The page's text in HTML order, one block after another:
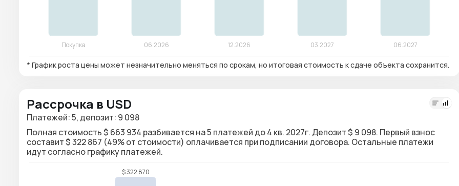
* График роста цены может незначительно меняться по срокам, но итоговая стоимость к сдаче объекта сохранится.
Рассрочка в USD
Платежей: 5, депозит: 9 098
Полная стоимость $ 663 934 разбивается на 5 платежей до 4 кв. 2027г. Депозит $ 9 098. Первый взнос
составит $ 322 867 (49% от стоимости) оплачивается при подписании договора. Остальные платежи
идут согласно графику платежей.